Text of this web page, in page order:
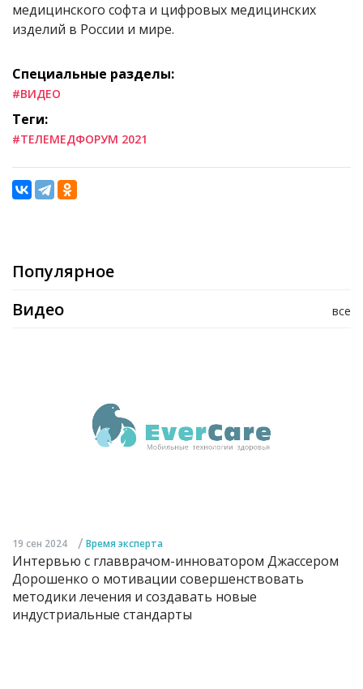
медицинского софта и цифровых медицинских
изделий в России и мире.
Специальные разделы:
#ВИДЕО
Теги:
#ТЕЛЕМЕДФОРУМ 2021
Популярное
все
Видео
19 сен 2024 / Время эксперта
Интервью с главврачом-инноватором Джассером
Дорошенко о мотивации совершенствовать
методики лечения и создавать новые
индустриальные стандарты